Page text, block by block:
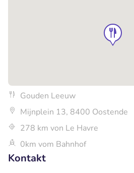
Gouden Leeuw
Mijnplein 13, 8400 Oostende
278 km von Le Havre
0km vom Bahnhof
Kontakt